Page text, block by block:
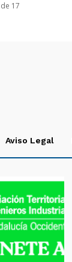
17
Aviso Legal